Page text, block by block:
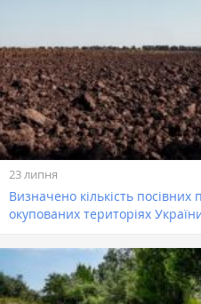
23 липня
Визначено кількість
окупованих територіях